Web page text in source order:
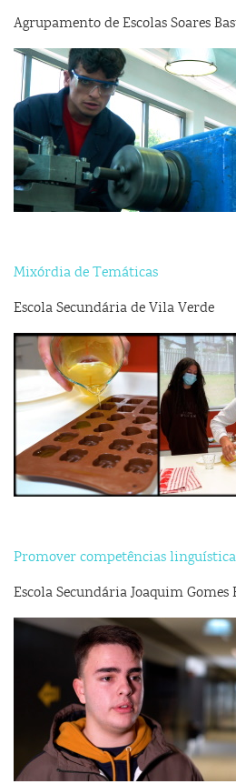
Agrupamento de Escolas Soares
Mixórdia de Temáticas
Escola Secundária de Vila Verde
Promover competências
Escola Secundária Joaquim Gomes